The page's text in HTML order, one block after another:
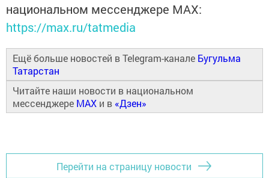
национальном мессенджере MАХ:
https://max.ru/tatmedia
Ещё больше новостей в Telegram-канале Бугульма
Татарстан
Читайте наши новости в национальном
мессенджере MAX и в «Дзен»
Перейти на страницу новости